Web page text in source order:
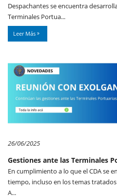
Despachantes se encuentra
Terminales Portua...
Leer Más
26/06/2025
Gestiones ante las Terminales
En cumplimiento a lo que el CDA se
tiempo, incluso en los temas
A...